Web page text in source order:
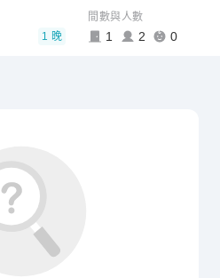
1 晚
間數與人數
1 2 0